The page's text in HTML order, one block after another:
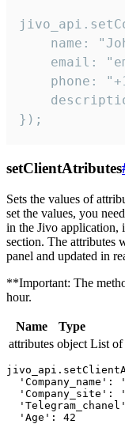
name:
email:
phone:
});
setClientAtributes
Sets the values ​​of
set the values, you
in the Jivo application,
section. The attributes
panel and updated in
**Important: The
hour.
Name Type
attributes object List of
'Company_name':
'Company_site':
  'Age': 42